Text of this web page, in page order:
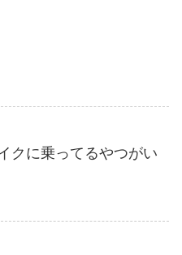
クに乗ってるやつがい